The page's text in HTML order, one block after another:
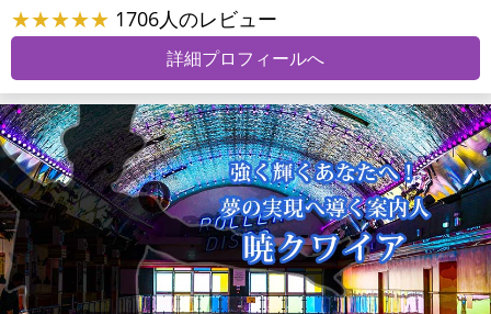
★★★★★ 1706人のレビュー
詳細プロフィールへ